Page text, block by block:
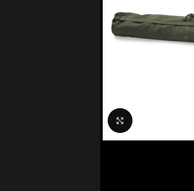
Nagyítás